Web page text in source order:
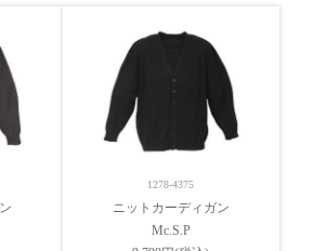
1278-4375
ニットカーディガン
Mc.S.P